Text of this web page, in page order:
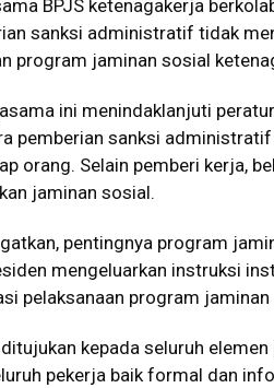
BPJS ketenagakerja
sanksi administratif tidak
program jaminan sosial
ini menindaklanjuti
pemberian sanksi
orang. Selain pemberi kerja,
jaminan sosial.
pentingnya program
mengeluarkan instruksi
pelaksanaan program
kepada seluruh
pekerja baik formal dan